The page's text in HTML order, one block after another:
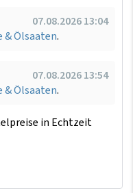
07.08.2026 13:04
& Ölsaaten.
07.08.2026 13:54
& Ölsaaten.
in Echtzeit